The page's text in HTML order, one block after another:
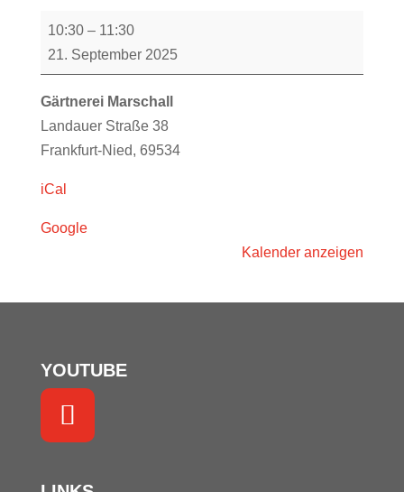
Open-
Air
Gottesdienst
@
Gärtnerei
Marschall
10:30 – 11:30
21. September 2025
Gärtnerei Marschall
Landauer Straße 38
Frankfurt-Nied, 69534
iCal
Google
Kalender anzeigen
YOUTUBE